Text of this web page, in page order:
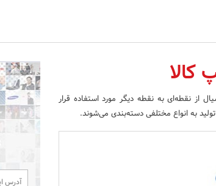
کالا
از نقطه‌ای به نقطه دیگر مورد استفاده قرار
به انواع مختلفی دسته‌بندی می‌شوند.